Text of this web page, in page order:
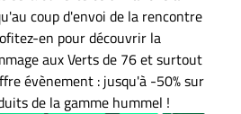
coup d'envoi de la rencontre
en pour découvrir la
aux Verts de 76 et surtout
évènement : jusqu'à -50% sur
de la gamme hummel !